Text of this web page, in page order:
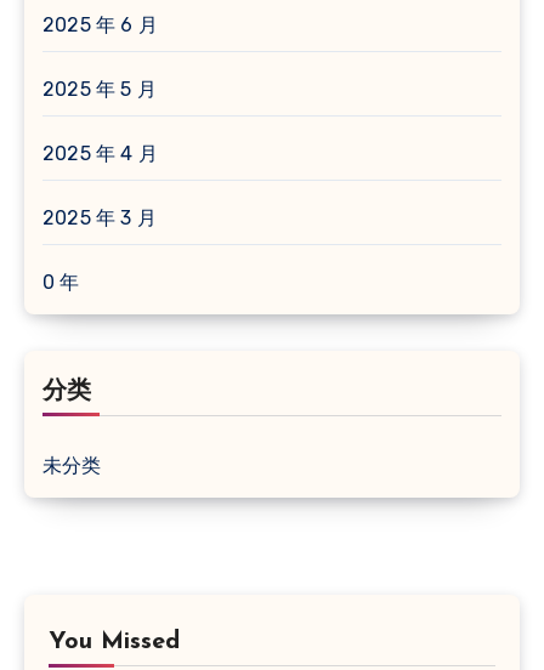
2025 年 6 月
2025 年 5 月
2025 年 4 月
2025 年 3 月
0 年
分类
未分类
You Missed